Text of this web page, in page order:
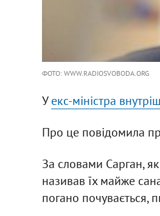
ФОТО: WWW.RADIOSVOBODA.ORG
Уекс-міністра
Про це повідомила
За словами Сарган,
називав їх майже
погано почувається,